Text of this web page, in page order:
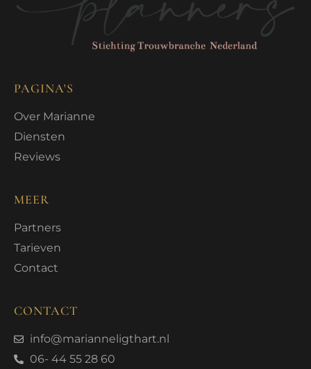
PAGINA'S
Over Marianne
Diensten
Reviews
MEER
Partners
Tarieven
Contact
CONTACT
info@marianneligthart.nl
06- 44 55 28 60